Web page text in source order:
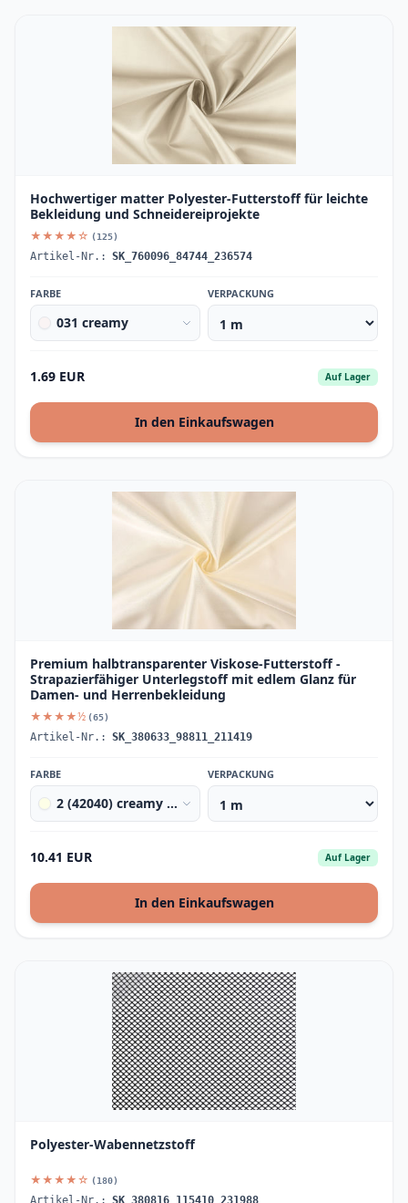
Hochwertiger matter Polyester-Futterstoff für leichte
Bekleidung und Schneidereiprojekte
★★★★☆ (125)
Artikel-Nr.: SK_760096_84744_236574
FARBE
031 creamy
VERPACKUNG
1.69 EUR Auf Lager
In den Einkaufswagen
Premium halbtransparenter Viskose-Futterstoff -
Strapazierfähiger Unterlegstoff mit edlem Glanz für
Damen- und Herrenbekleidung
★★★★½ (65)
Artikel-Nr.: SK_380633_98811_211419
FARBE
2 (42040) creamy light
VERPACKUNG
10.41 EUR Auf Lager
In den Einkaufswagen
Polyester-Wabennetzstoff
★★★★☆ (180)
Artikel-Nr.: SK_380816_115410_231988